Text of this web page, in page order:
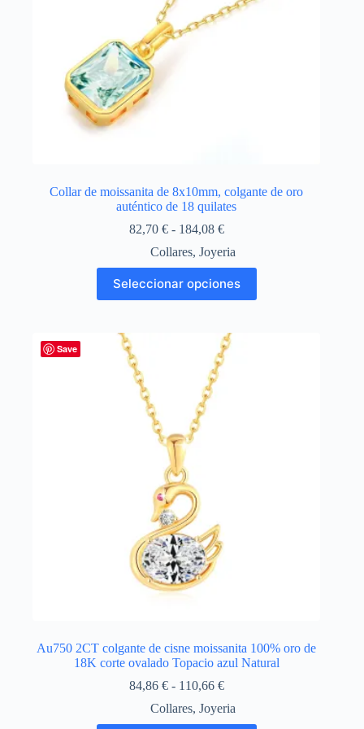
de
producto
Collar de moissanita de 8x10mm, colgante de oro
auténtico de 18 quilates
82,70 € - 184,08 €Rango
precios:
desde
82,70 €
hasta
Collares, Joyeria
Seleccionar opciones
producto
tiene
opciones
pueden
elegir
la
página
de
producto
Save
Au750 2CT colgante de cisne moissanita 100% oro de
18K corte ovalado Topacio azul Natural
84,86 € - 110,66 €Rango
precios:
Collares, Joyeria